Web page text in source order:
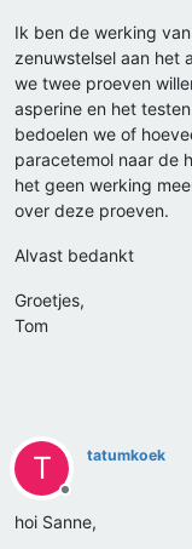
Ik ben de werking
zenuwstelsel aan het
we twee proeven
asperine en het
bedoelen we of
paracetemol naar de
het geen werking
over deze proeven.
Alvast bedankt
Groetjes,
Tom
T
Offline
tatumkoek
hoi Sanne,